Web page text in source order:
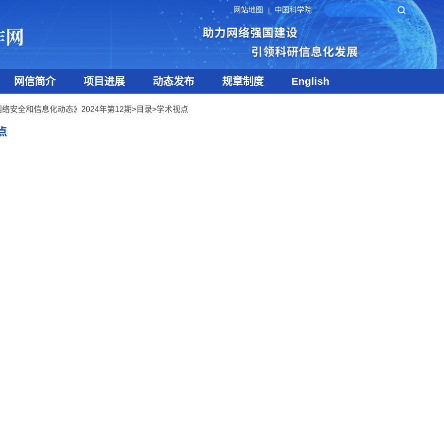
网站地图 中国科学院
网信简介 项目进展 动态发布 规章制度 English
络安全和信息化动态》2024年第12期>目录>学术视点